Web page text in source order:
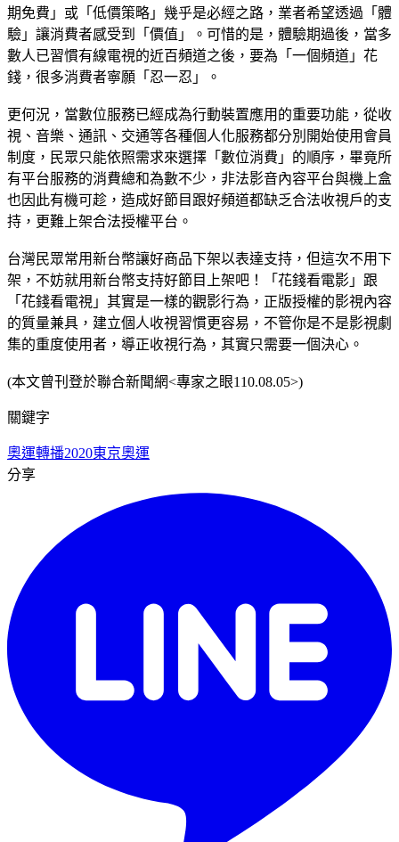
期免費」或「低價策略」幾乎是必經之路，業者希望透過「體
驗」讓消費者感受到「價值」。可惜的是，體驗期過後，當多
數人已習慣有線電視的近百頻道之後，要為「一個頻道」花
錢，很多消費者寧願「忍一忍」。
更何況，當數位服務已經成為行動裝置應用的重要功能，從收
視、音樂、通訊、交通等各種個人化服務都分別開始使用會員
制度，民眾只能依照需求來選擇「數位消費」的順序，畢竟所
有平台服務的消費總和為數不少，非法影音內容平台與機上盒
也因此有機可趁，造成好節目跟好頻道都缺乏合法收視戶的支
持，更難上架合法授權平台。
台灣民眾常用新台幣讓好商品下架以表達支持，但這次不用下
架，不妨就用新台幣支持好節目上架吧！「花錢看電影」跟
「花錢看電視」其實是一樣的觀影行為，正版授權的影視內容
的質量兼具，建立個人收視習慣更容易，不管你是不是影視劇
集的重度使用者，導正收視行為，其實只需要一個決心。
(本文曾刊登於聯合新聞網<專家之眼110.08.05>)
關鍵字
奧運轉播2020東京奧運
分享